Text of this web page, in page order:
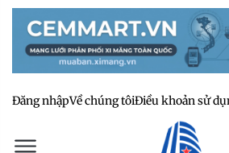
Đăng nhậpVề chúng tôiĐiều khoản sử